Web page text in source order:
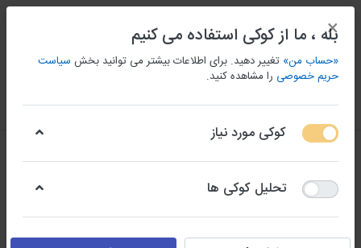
منو ورود/ثبت نام مقايسه كردن علاقه مندی سبد
×
بله ، ما از کوکی استفاده می کنیم
«حساب من» تغییر دهید. برای اطلاعات بیشتر می توانید بخش سیاست
حریم خصوصی را مشاهده کنید.
کوکی مورد نیاز
تحلیل کوکی ها